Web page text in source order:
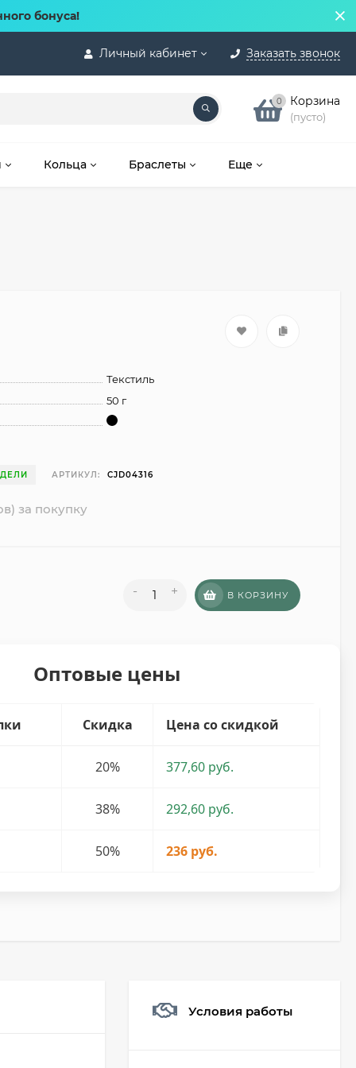
бонуса!
Личный кабинет Заказать звонок
0 Корзина
(пусто)
Кольца Браслеты Еще
Текстиль
50 г
АРТИКУЛ: CJD04316
за покупку
- + В КОРЗИНУ
Оптовые цены
Скидка Цена со скидкой
20% 377,60 руб.
38% 292,60 руб.
50% 236 руб.
Условия работы